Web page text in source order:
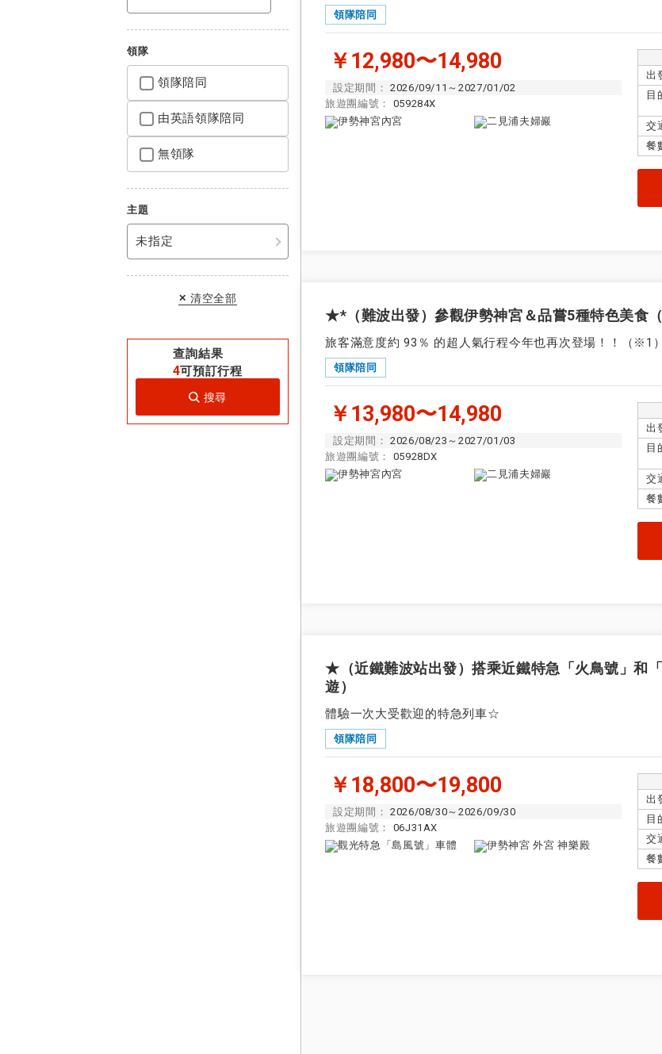
東北
關東
北陸/甲信越
關西
四國
九州
選擇本月全部
8月
一 二 三 四
確定成行
2人成行
領隊
領隊陪同
由英語領隊陪同
無領隊
主題
未指定
清空全部
查詢結果
4可預訂行程
搜尋
領隊陪同
￥12,980〜14,980
設定期間： 2026/09/11～2027/01/02
旅遊團編號：
059284X
出
目
交
餐
★*（難波出發）參觀伊勢神宮＆品嘗5種特色美食（
旅客滿意度約 93％ 的超人氣行程今年也再次登場！！（※1）
領隊陪同
￥13,980〜14,980
設定期間： 2026/08/23～2027/01/03
旅遊團編號：
05928DX
出
目
交
餐
★（近鐵難波站出發）搭乘近鐵特急「火鳥號」和
遊）
體驗一次大受歡迎的特急列車☆
領隊陪同
￥18,800〜19,800
設定期間： 2026/08/30～2026/09/30
旅遊團編號：
06J31AX
出
目
交
餐